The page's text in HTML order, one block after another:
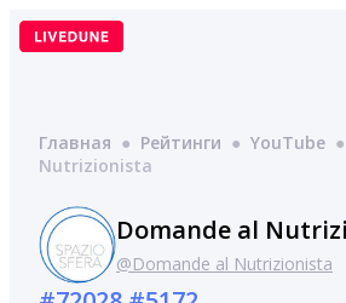
Перейти
Главная ● Рейтинги ● YouTube ●
Nutrizionista
Domande al
@Domande al Nutrizionista